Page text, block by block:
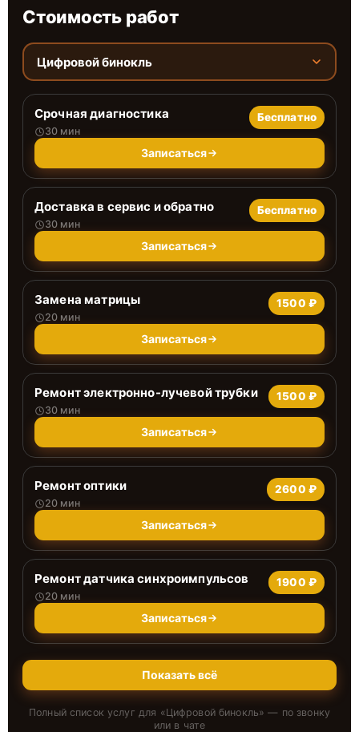
Стоимость работ
Цифровой бинокль
Срочная диагностика
30 мин
Бесплатно
Записаться
Доставка в сервис и обратно
30 мин
Бесплатно
Записаться
Замена матрицы
20 мин
1500 ₽
Записаться
Ремонт электронно-лучевой трубки
30 мин
1500 ₽
Записаться
Ремонт оптики
20 мин
2600 ₽
Записаться
Ремонт датчика синхроимпульсов
20 мин
1900 ₽
Записаться
Показать всё
Полный список услуг для «Цифровой бинокль» — по звонку
или в чате